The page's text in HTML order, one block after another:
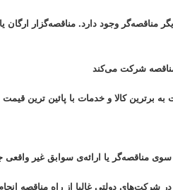
مناقصه‌گر وجود دارد. مناقصه‌گزار ارگان
شرکت ‌می‌کند
به برترین کالا و خدمات با پائین ترین
سوی مناقصه‌گر یا ارائه‌ی سوابق غیر
شرکت‌های دولتی غالبا از راه مناقصه